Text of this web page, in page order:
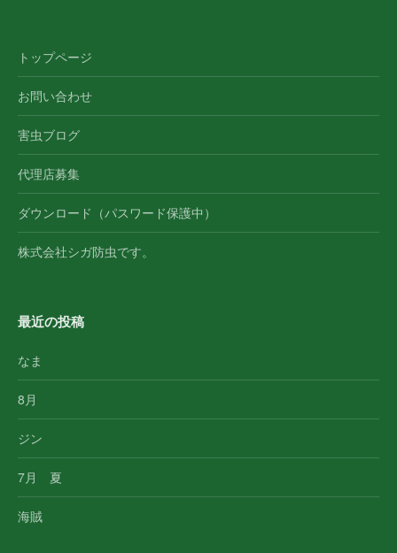
トップページ
お問い合わせ
害虫ブログ
代理店募集
ダウンロード（パスワード保護中）
株式会社シガ防虫です。
最近の投稿
なま
8月
ジン
7月 夏
海賊